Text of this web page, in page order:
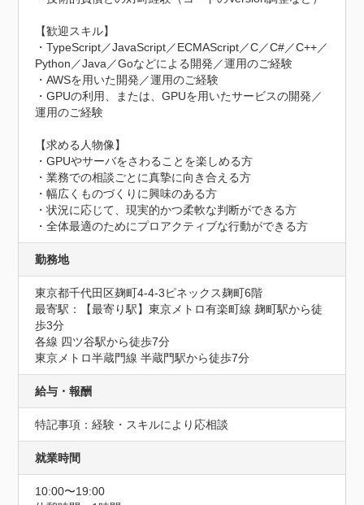
【歓迎スキル】
・TypeScript／JavaScript／ECMAScript／C／C#／C++／
Python／Java／Goなどによる開発／運用のご経験
・AWSを用いた開発／運用のご経験
・GPUの利用、または、GPUを用いたサービスの開発／
運用のご経験
【求める人物像】
・GPUやサーバをさわることを楽しめる方
・業務での相談ごとに真摯に向き合える方
・幅広くものづくりに興味のある方
・状況に応じて、現実的かつ柔軟な判断ができる方
・全体最適のためにプロアクティブな行動ができる方
勤務地
東京都千代田区麹町4-4-3ピネックス麹町6階
最寄駅：【最寄り駅】東京メトロ有楽町線 麹町駅から徒
歩3分
各線 四ツ谷駅から徒歩7分
東京メトロ半蔵門線 半蔵門駅から徒歩7分
給与・報酬
特記事項：経験・スキルにより応相談
就業時間
10:00〜19:00